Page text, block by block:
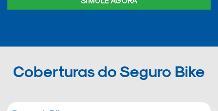
Coberturas do Seguro Bike